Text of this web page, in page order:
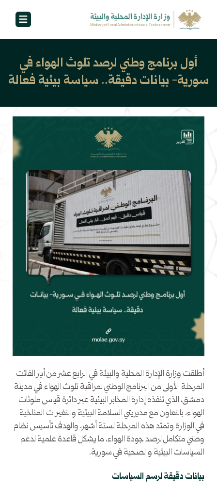
أول برنامج وطني لرصد تلوث الهواء في
سورية- بيانات دقيقة.. سياسة بيئية فعالة
أطلقت وزارة الإدارة المحلية والبيئة في الرابع عشر من أيار الفائت
المرحلة الأولى من البرنامج الوطني لمراقبة تلوث الهواء في مدينة
دمشق، الذي تنفذه إدارة المخابر البيئية عبر دائرة قياس ملوثات
الهواء، بالتعاون مع مديريتي السلامة البيئية والتغيرات المناخية
في الوزارة وتمتد هذه المرحلة لستة أشهر، والهدف تأسيس نظام
وطني متكامل لرصد جودة الهواء، ما يشكل قاعدة علمية لدعم
السياسات البيئية والصحية في سورية.
بيانات دقيقة لرسم السياسات